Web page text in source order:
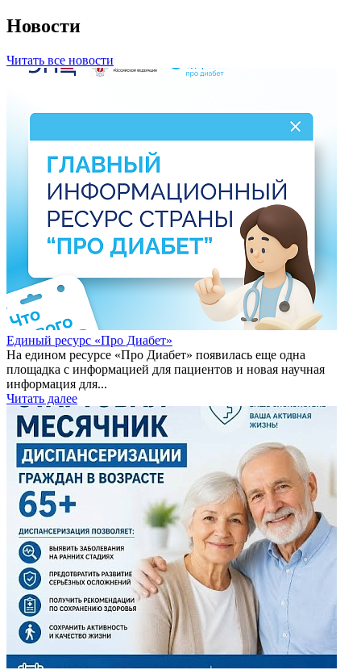
Новости
Читать все новости
Единый ресурс «Про Диабет»
На едином ресурсе «Про Диабет» появилась еще одна
площадка с информацией для пациентов и новая научная
информация для...
Читать далее